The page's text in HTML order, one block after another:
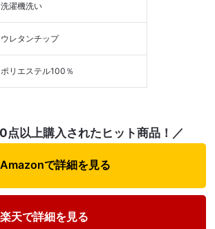
洗濯機洗い
ウレタンチップ
ポリエステル100％
点以上購入されたヒット商品！／
Amazonで詳細を見る
楽天で詳細を見る